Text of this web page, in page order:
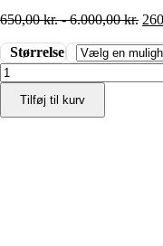
650,00kr.-6.000,00kr.
Størrelse
Liquid
(Storformat
plakat
Tilføj til kurv